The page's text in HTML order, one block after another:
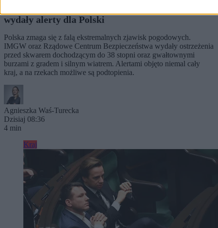
wydały alerty dla Polski
Polska zmaga się z falą ekstremalnych zjawisk pogodowych.
IMGW oraz Rządowe Centrum Bezpieczeństwa wydały ostrzeżenia
przed skwarem dochodzącym do 38 stopni oraz gwałtownymi
burzami z gradem i silnym wiatrem. Alertami objęto niemal cały
kraj, a na rzekach możliwe są podtopienia.
Agnieszka Waś-Turecka
Dzisiaj 08:36
4 min
Kraj